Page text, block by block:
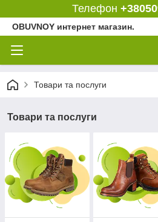
Телефон
OBUVNOY интернет магазин.
Товари та послуги
Товари та послуги